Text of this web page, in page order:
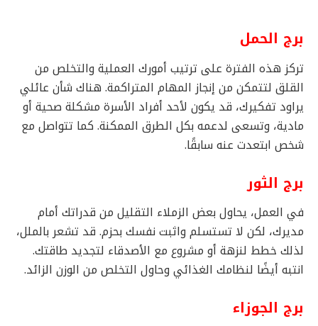
برج الحمل
تركز هذه الفترة على ترتيب أمورك العملية والتخلص من
القلق لتتمكن من إنجاز المهام المتراكمة. هناك شأن عائلي
يراود تفكيرك، قد يكون لأحد أفراد الأسرة مشكلة صحية أو
مادية، وتسعى لدعمه بكل الطرق الممكنة. كما تتواصل مع
شخص ابتعدت عنه سابقًا.
برج الثور
في العمل، يحاول بعض الزملاء التقليل من قدراتك أمام
مديرك، لكن لا تستسلم واثبت نفسك بحزم. قد تشعر بالملل،
لذلك خطط لنزهة أو مشروع مع الأصدقاء لتجديد طاقتك.
انتبه أيضًا لنظامك الغذائي وحاول التخلص من الوزن الزائد.
برج الجوزاء